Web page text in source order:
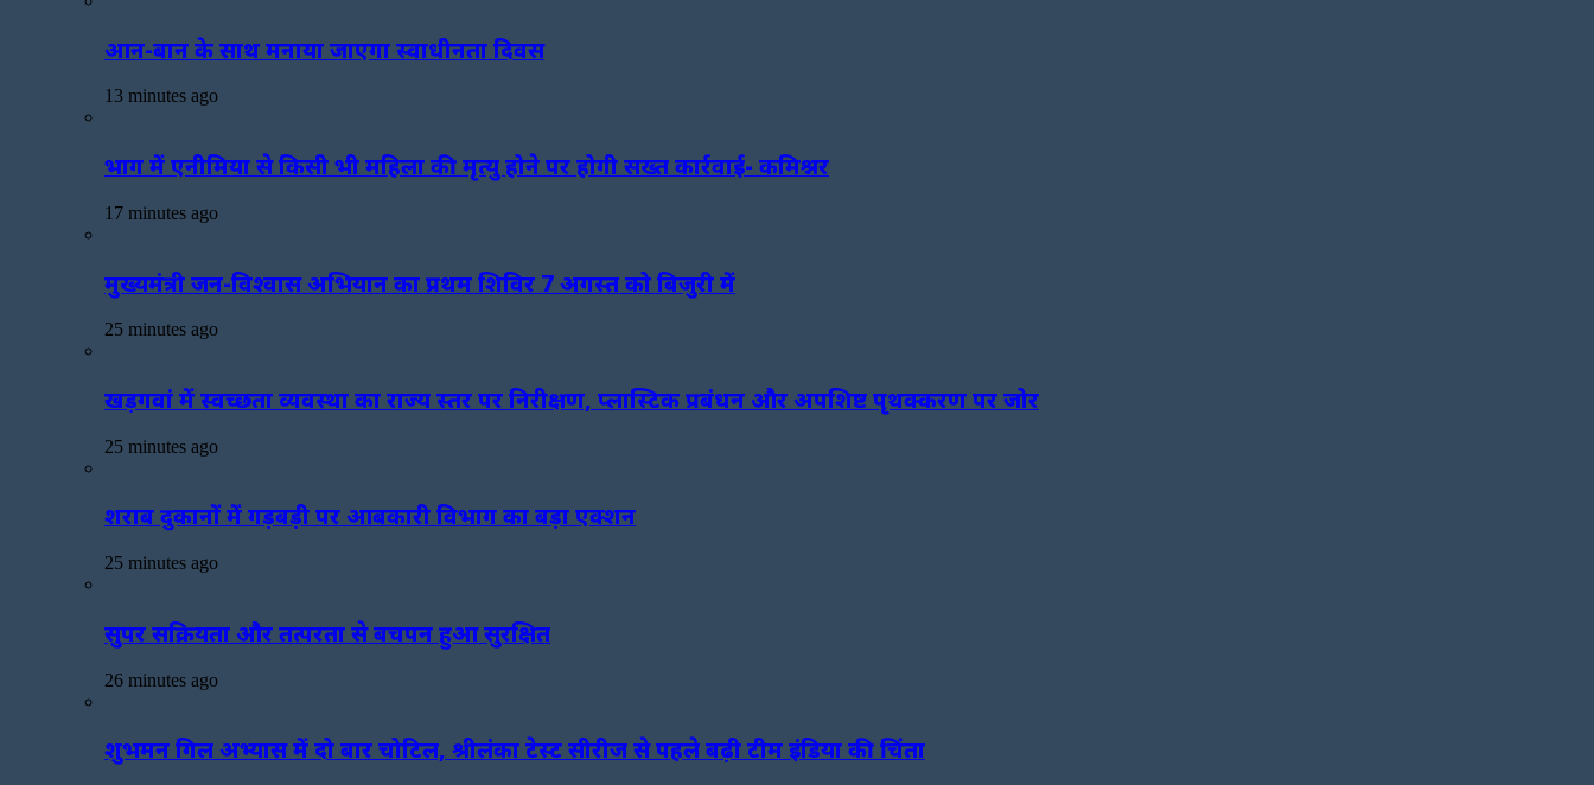
आन-बान के साथ मनाया जाएगा स्वाधीनता दिवस
13 minutes ago
भाग में एनीमिया से किसी भी महिला की मृत्यु होने पर होगी सख्त कार्रवाई- कमिश्नर
17 minutes ago
मुख्यमंत्री जन-विश्वास अभियान का प्रथम शिविर 7 अगस्त को बिजुरी में
25 minutes ago
खड़गवां में स्वच्छता व्यवस्था का राज्य स्तर पर निरीक्षण, प्लास्टिक प्रबंधन और अपशिष्ट पृथक्करण पर जोर
25 minutes ago
शराब दुकानों में गड़बड़ी पर आबकारी विभाग का बड़ा एक्शन
25 minutes ago
सुपर सक्रियता और तत्परता से बचपन हुआ सुरक्षित
26 minutes ago
शुभमन गिल अभ्यास में दो बार चोटिल, श्रीलंका टेस्ट सीरीज से पहले बढ़ी टीम इंडिया की चिंता